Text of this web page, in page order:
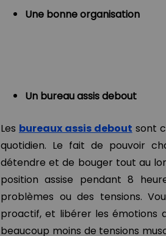
Une bonne organisation
Un bureau assis debout
Les bureaux assis debout sont
quotidien. Le fait de pouvoir
détendre et de bouger tout au
position assise pendant 8
problèmes ou des tensions.
proactif, et libérer les émotions
beaucoup moins de tensions